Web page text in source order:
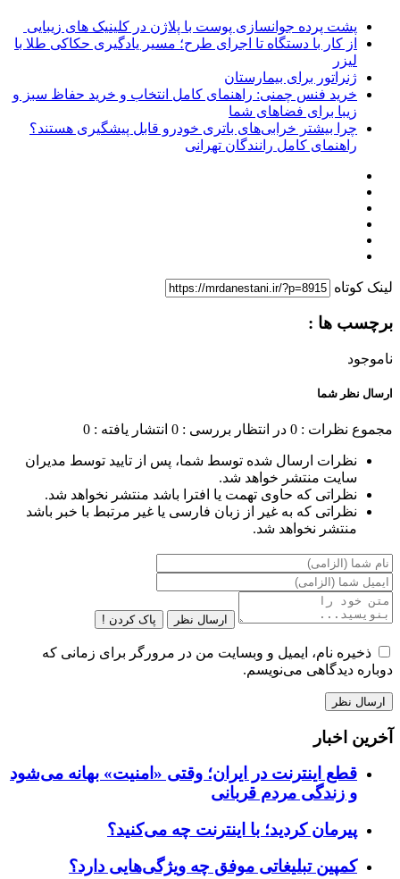
پشت پرده جوانسازی پوست با پلاژن در کلینیک های زیبایی
از کار با دستگاه تا اجرای طرح؛ مسیر یادگیری حکاکی طلا با
لیزر
ژنراتور برای بیمارستان
خرید فنس چمنی: راهنمای کامل انتخاب و خرید حفاظ سبز و
زیبا برای فضاهای شما
چرا بیشتر خرابی‌های باتری خودرو قابل پیشگیری هستند؟
راهنمای کامل رانندگان تهرانی
لینک کوتاه
برچسب ها :
ناموجود
ارسال نظر شما
مجموع نظرات : 0 در انتظار بررسی : 0 انتشار یافته : 0
نظرات ارسال شده توسط شما، پس از تایید توسط مدیران
سایت منتشر خواهد شد.
نظراتی که حاوی تهمت یا افترا باشد منتشر نخواهد شد.
نظراتی که به غیر از زبان فارسی یا غیر مرتبط با خبر باشد
منتشر نخواهد شد.
ارسال نظر پاک کردن !
ذخیره نام، ایمیل و وبسایت من در مرورگر برای زمانی که
دوباره دیدگاهی می‌نویسم.
آخرین اخبار
قطع اینترنت در ایران؛ وقتی «امنیت» بهانه می‌شود
و زندگی مردم قربانی
پیرمان کردید؛ با اینترنت چه می‌کنید؟
کمپین تبلیغاتی موفق چه ویژگی‌هایی دارد؟